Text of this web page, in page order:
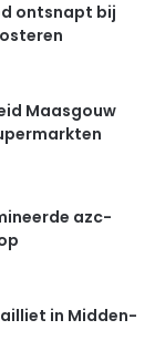
ontsnapt bij
Maasgouw
azc-
in Midden-